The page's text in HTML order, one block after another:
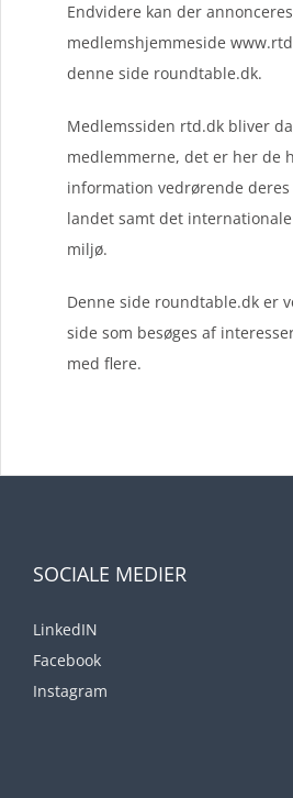
Endvidere kan der
medlemshjemmeside
denne side roundtable.dk.
Medlemssiden rtd.dk bliver
medlemmerne, det er her de
information vedrørende
landet samt det
miljø.
Denne side roundtable.dk er
side som besøges af
med flere.
SOCIALE MEDIER
LinkedIN
Facebook
Instagram